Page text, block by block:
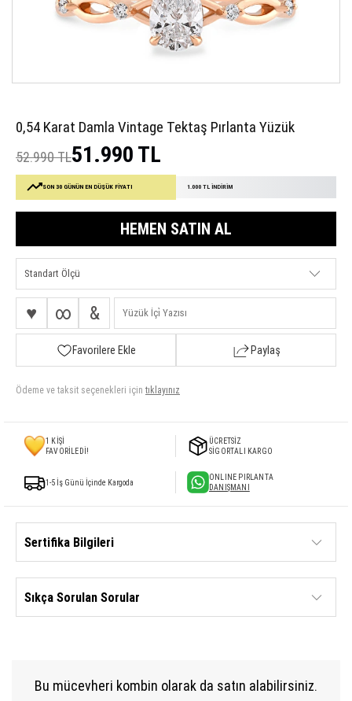
0,54 Karat Damla Vintage Tektaş Pırlanta Yüzük
52.990 TL51.990 TL
SON 30 GÜNÜN EN DÜŞÜK FİYATI 1.000 TL İNDİRİM
HEMEN SATIN AL
♥ ∞ &
Favorilere Ekle Paylaş
Ödeme ve taksit seçenekleri için tıklayınız
1
KİŞİ
FAVORİLEDİ!
ÜCRETSİZ
SİGORTALI KARGO
1-5 İş Günü İçinde Kargoda
ONLINE PIRLANTA
DANIŞMANI
Sertifika Bilgileri
Sıkça Sorulan Sorular
Bu mücevheri kombin olarak da satın alabilirsiniz.